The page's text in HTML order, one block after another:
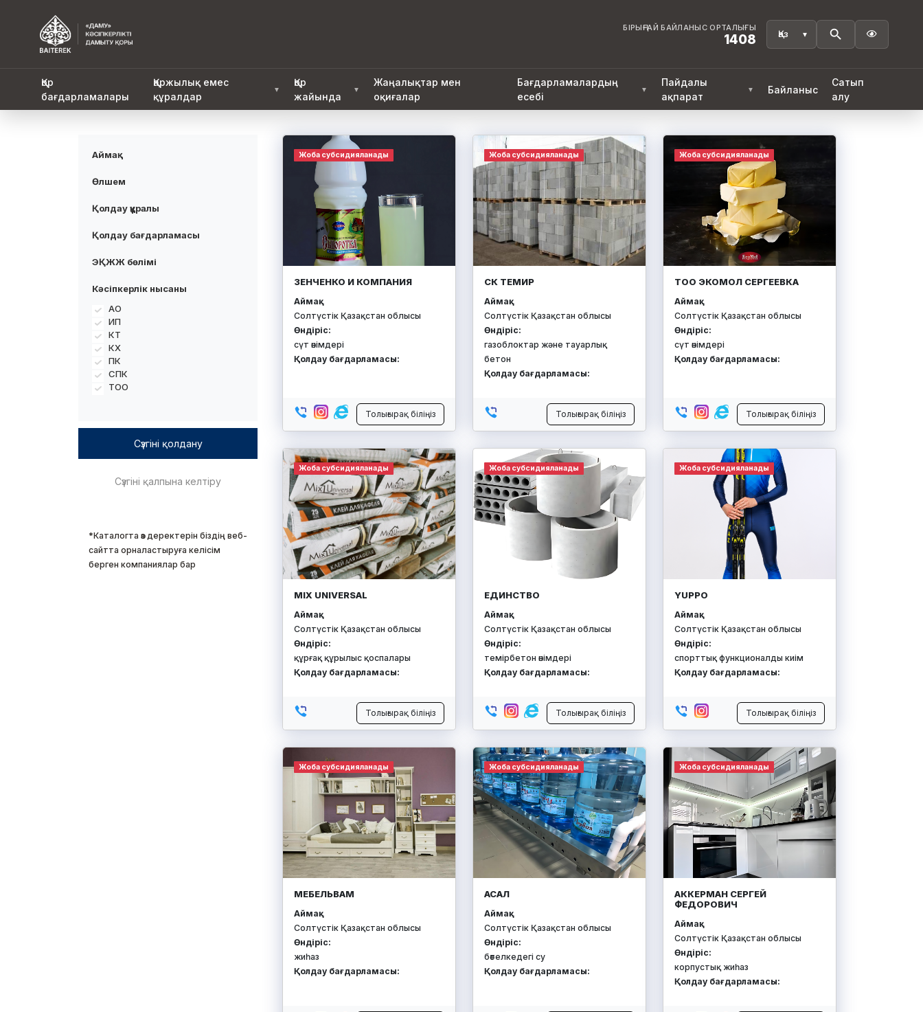
БІРЫҢҒАЙ БАЙЛАНЫС ОРТАЛЫҒЫ
1408 
Қор
бағдарламалары
Қаржылық емес
құралдар
▼
Қор
жайында
▼
Жаңалықтар мен
оқиғалар
Бағдарламалардың
есебі
▼
Пайдалы
ақпарат
▼ Байланыс
Сатып
алу
Аймақ
Өлшем
Қолдау құралы
Қолдау бағдарламасы
ЭҚЖЖ бөлімі
Кәсіпкерлік нысаны
АО
ИП
КТ
КХ
ПК
СПК
ТОО
*Каталогта өз деректерін біздің веб-
сайтта орналастыруға келісім
берген компаниялар бар
Жоба субсидияланады
ЗЕНЧЕНКО И КОМПАНИЯ
Аймақ:
Солтүстік Қазақстан облысы
Өндіріс:
сүт өнімдері
Қолдау бағдарламасы:
Толығырақ біліңіз
Жоба субсидияланады
СК ТЕМИР
Аймақ:
Солтүстік Қазақстан облысы
Өндіріс:
газоблоктар және тауарлық
бетон
Қолдау бағдарламасы:
Толығырақ біліңіз
Жоба субсидияланады
ТОО ЭКОМОЛ СЕРГЕЕВКА
Аймақ:
Солтүстік Қазақстан облысы
Өндіріс:
сүт өнімдері
Қолдау бағдарламасы:
Толығырақ біліңіз
Жоба субсидияланады
MIX UNIVERSAL
Аймақ:
Солтүстік Қазақстан облысы
Өндіріс:
құрғақ құрылыс қоспалары
Қолдау бағдарламасы:
Толығырақ біліңіз
Жоба субсидияланады
ЕДИНСТВО
Аймақ:
Солтүстік Қазақстан облысы
Өндіріс:
темірбетон өнімдері
Қолдау бағдарламасы:
Толығырақ біліңіз
Жоба субсидияланады
YUPPO
Аймақ:
Солтүстік Қазақстан облысы
Өндіріс:
спорттық функционалды киім
Қолдау бағдарламасы:
Толығырақ біліңіз
Жоба субсидияланады
МЕБЕЛЬВАМ
Аймақ:
Солтүстік Қазақстан облысы
Өндіріс:
жиһаз
Қолдау бағдарламасы:
Жоба субсидияланады
АСАЛ
Аймақ:
Солтүстік Қазақстан облысы
Өндіріс:
бөтелкедегі су
Қолдау бағдарламасы:
Жоба субсидияланады
АККЕРМАН СЕРГЕЙ
ФЕДОРОВИЧ
Аймақ:
Солтүстік Қазақстан облысы
Өндіріс:
корпустық жиһаз
Қолдау бағдарламасы: